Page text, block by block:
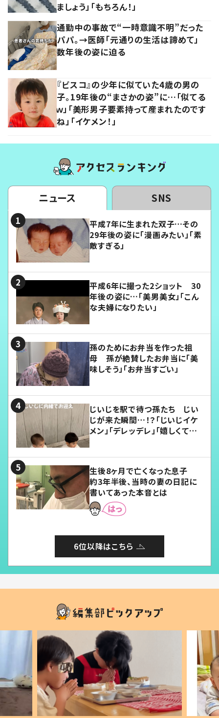
ましょう」「もちろん！」
通勤中の事故で“一時意識不明”だった
パパ。→医師「元通りの生活は諦めて」
数年後の姿に迫る
『ビスコ』の少年に似ていた4歳の男の
子。19年後の“まさかの姿”に…「似てる
ｗ」「美形男子要素持って産まれたのです
ね」「イケメン！」
ニュース SNS
平成7年に生まれた双子…その
29年後の姿に「漫画みたい」「素
敵すぎる」
平成6年に撮った2ショット 30
年後の姿に…「美男美女」「こん
な夫婦になりたい」
孫のためにお弁当を作った祖
母 孫が絶賛したお弁当に「美
味しそう」「お弁当すごい」
じいじを駅で待つ孫たち じい
じが来た瞬間…！？「じいじイケ
メン」「デレッデレ」「嬉しくて可
生後8ヶ月で亡くなった息子
約3年半後、当時の妻の日記に
書いてあった本音とは
6位以降はこちら